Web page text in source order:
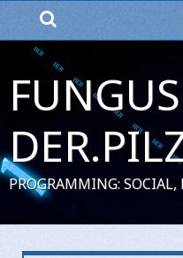
PROGRAMMING: